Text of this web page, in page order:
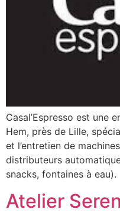
Casal’Espresso est une
Hem, près de Lille,
et l’entretien de
distributeurs
snacks, fontaines à eau).
Atelier